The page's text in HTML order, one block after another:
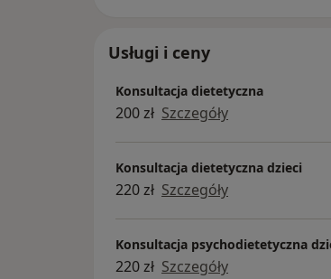
Usługi i ceny
Konsultacja dietetyczna
200 zł Szczegóły
Konsultacja dietetyczna dzieci
220 zł Szczegóły
Konsultacja psychodietetyczna
220 zł Szczegóły